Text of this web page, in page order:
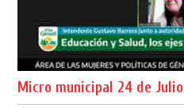
Micro municipal 24 de Julio